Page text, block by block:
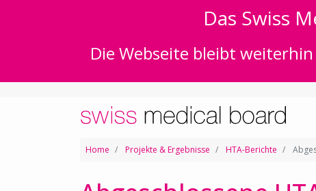
Das Swiss
Die Webseite bleibt
Home Projekte & Ergebnisse HTA-Berichte